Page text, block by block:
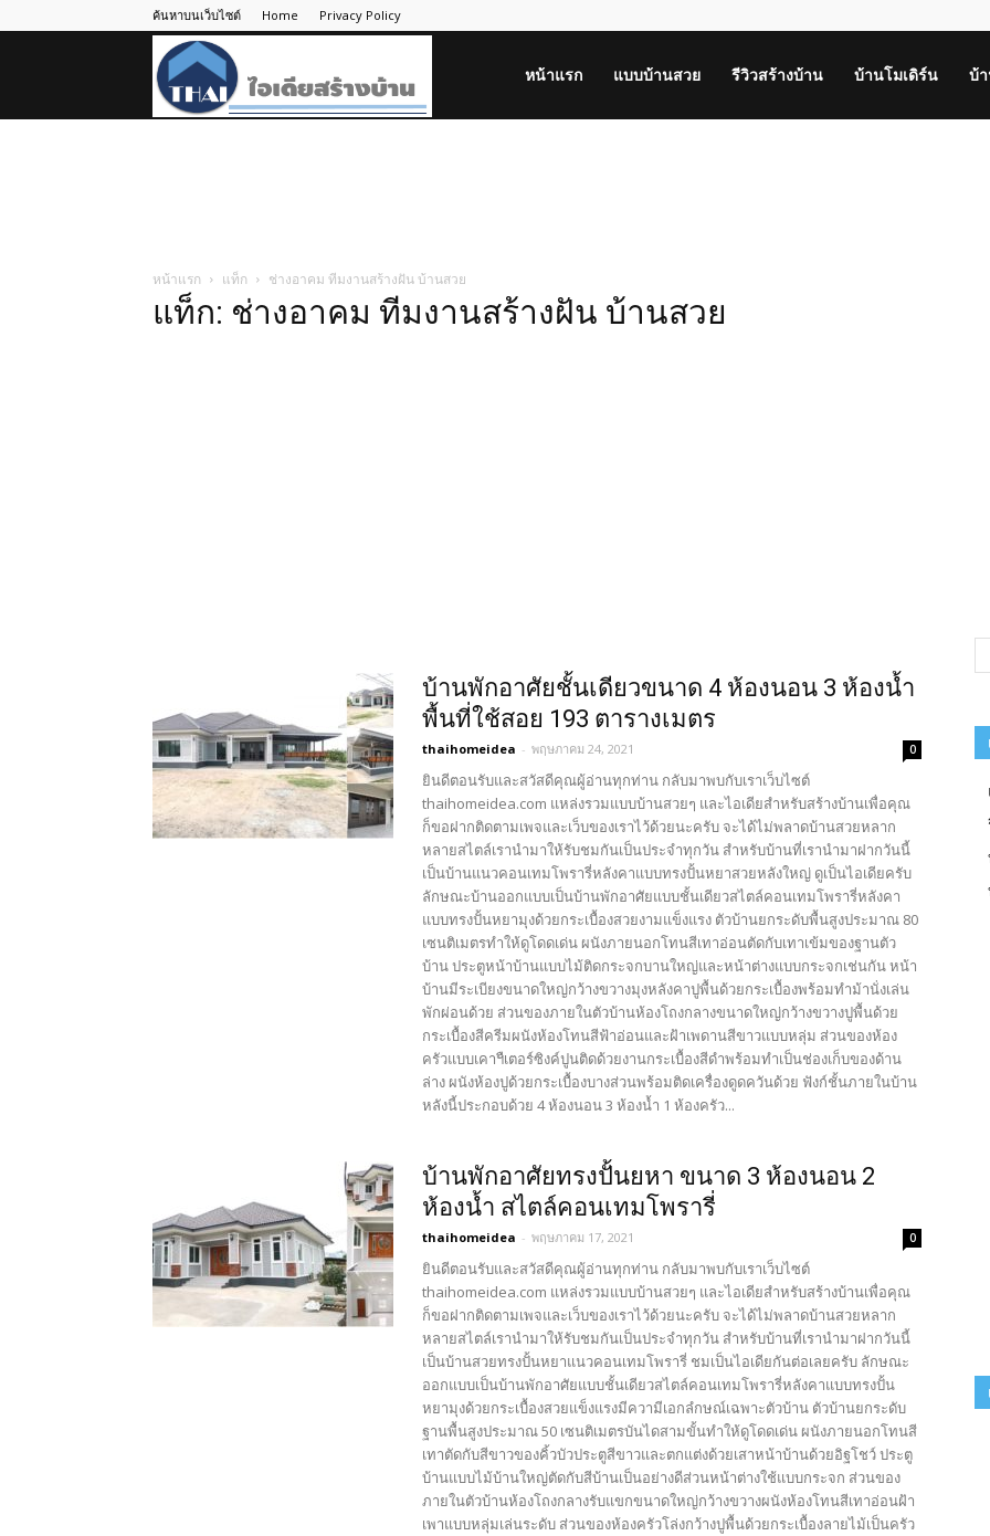
ค้นหาบนเว็บไซต์ Home Privacy Policy
หน้าแรก แบบบ้านสวย รีวิวสร้างบ้าน บ้านโมเดิร์น บ้
หน้าแรก แท็ก ช่างอาคม ทีมงานสร้างฝัน บ้านสวย
แท็ก: ช่างอาคม ทีมงานสร้างฝัน บ้านสวย
บ้านพักอาศัยชั้นเดียวขนาด 4 ห้องนอน 3 ห้องน้ำ
พื้นที่ใช้สอย 193 ตารางเมตร
thaihomeidea - พฤษภาคม 24, 2021 0
ยินดีตอนรับและสวัสดีคุณผู้อ่านทุกท่าน กลับมาพบกับเราเว็บไซต์
thaihomeidea.com แหล่งรวมแบบบ้านสวยๆ และไอเดียสำหรับสร้างบ้านเพื่อคุณ
ก็ขอฝากติดตามเพจและเว็บของเราไว้ด้วยนะครับ จะได้ไม่พลาดบ้านสวยหลาก
หลายสไตล์เรานำมาให้รับชมกันเป็นประจำทุกวัน สำหรับบ้านที่เรานำมาฝากวันนี้
เป็นบ้านแนวคอนเทมโพรารี่หลังคาแบบทรงปั้นหยาสวยหลังใหญ่ ดูเป็นไอเดียครับ
ลักษณะบ้านออกแบบเป็นบ้านพักอาศัยแบบชั้นเดียวสไตล์คอนเทมโพรารี่หลังคา
แบบทรงปั้นหยามุงด้วยกระเบื้องสวยงามแข็งแรง ตัวบ้านยกระดับพื้นสูงประมาณ 80
เซนติเมตรทำให้ดูโดดเด่น ผนังภายนอกโทนสีเทาอ่อนตัดกับเทาเข้มของฐานตัว
บ้าน ประตูหน้าบ้านแบบไม้ติดกระจกบานใหญ่และหน้าต่างแบบกระจกเช่นกัน หน้า
บ้านมีระเบียงขนาดใหญ่กว้างขวางมุงหลังคาปูพื้นด้วยกระเบื้องพร้อมทำม้านั่งเล่น
พักผ่อนด้วย ส่วนของภายในตัวบ้านห้องโถงกลางขนาดใหญ่กว้างขวางปูพื้นด้วย
กระเบื้องสีครีมผนังห้องโทนสีฟ้าอ่อนและฝ้าเพดานสีขาวแบบหลุ่ม ส่วนของห้อง
ครัวแบบเคาฯืเตอร์ซิงค์ปูนติดด้วยงานกระเบื้องสีดำพร้อมทำเป็นช่องเก็บของด้าน
ล่าง ผนังห้องปูด้วยกระเบื้องบางส่วนพร้อมติดเครื่องดูดควันด้วย ฟังก์ชั้นภายในบ้าน
หลังนี้ประกอบด้วย 4 ห้องนอน 3 ห้องน้ำ 1 ห้องครัว...
บ้านพักอาศัยทรงปั้นยหา ขนาด 3 ห้องนอน 2​
ห้องน้ำ สไตล์คอนเทมโพรารี่
thaihomeidea - พฤษภาคม 17, 2021 0
ยินดีตอนรับและสวัสดีคุณผู้อ่านทุกท่าน กลับมาพบกับเราเว็บไซต์
thaihomeidea.com แหล่งรวมแบบบ้านสวยๆ และไอเดียสำหรับสร้างบ้านเพื่อคุณ
ก็ขอฝากติดตามเพจและเว็บของเราไว้ด้วยนะครับ จะได้ไม่พลาดบ้านสวยหลาก
หลายสไตล์เรานำมาให้รับชมกันเป็นประจำทุกวัน สำหรับบ้านที่เรานำมาฝากวันนี้
เป็นบ้านสวยทรงปั้นหยาแนวคอนเทมโพรารี่ ชมเป็นไอเดียกันต่อเลยครับ ลักษณะ
ออกแบบเป็นบ้านพักอาศัยแบบชั้นเดียวสไตล์คอนเทมโพรารี่หลังคาแบบทรงปั้น
หยามุงด้วยกระเบื้องสวยแข็งแรงมีความีเอกลํกษณ์เฉพาะตัวบ้าน ตัวบ้านยกระดับ
ฐานพื้นสูงประมาณ 50 เซนติเมตรบันไดสามขั้นทำให้ดูโดดเด่น ผนังภายนอกโทนสี
เทาตัดกับสีขาวของคิ้วบัวประตูสีขาวและตกแต่งด้วยเสาหน้าบ้านด้วยอิฐโชว์ ประตู
บ้านแบบไม้บ้านใหญ่ตัดกับสีบ้านเป็นอย่างดีส่วนหน้าต่างใช้แบบกระจก ส่วนของ
ภายในตัวบ้านห้องโถงกลางรับแขกขนาดใหญ่กว้างขวางผนังห้องโทนสีเทาอ่อนฝ้า
เพาแบบหลุ่มเล่นระดับ ส่วนของห้องครัวโล่งกว้างปูพื้นด้วยกระเบื้องลายไม้เป็นครัว